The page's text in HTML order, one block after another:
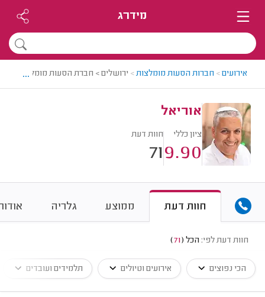
מידרג
אירועים> חברות הסעות מומלצות> ירושלים > חברת הסעות מומלצת -
...
אוריאל
ציון כללי
9.90
חוות דעת
71
חוות דעת ממוצע גלריה
חוות דעת לפי: הכל (
71
)
הכי נפוצים אירועים וטיולים תלמידים ועובדים